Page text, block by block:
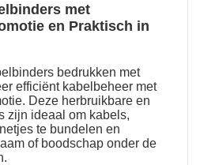
met
en Praktisch in
bedrukken met
efficiënt kabelbeheer met
Deze herbruikbare en
zijn ideaal om kabels,
te bundelen en
of boodschap onder de